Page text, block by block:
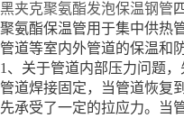
黑夹克聚氨酯发泡保温钢管
聚氨酯保温管用于集中供热
管道等室内外管道的保温和
1、关于管道内部压力问题
管道焊接固定，当管道恢复
先承受了一定的拉应力。当